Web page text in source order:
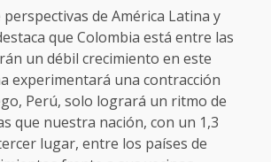
perspectivas de América Latina y
que Colombia está entre las
un débil crecimiento en este
experimentará una contracción
Perú, solo logrará un ritmo de
que nuestra nación, con un 1,3
lugar, entre los países de